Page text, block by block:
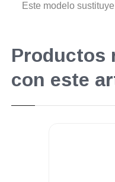
Este modelo
Productos
con este